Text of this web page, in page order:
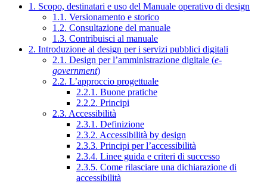
1. Scopo, destinatari e uso del Manuale operativo di design
1.1. Versionamento e storico
1.2. Consultazione del manuale
1.3. Contribuisci al manuale
2. Introduzione al design per i servizi pubblici digitali
2.1. Design per l’amministrazione digitale (e-
government)
2.2. L’approccio progettuale
2.2.1. Buone pratiche
2.2.2. Principi
2.3. Accessibilità
2.3.1. Definizione
2.3.2. Accessibilità by design
2.3.3. Principi per l’accessibilità
2.3.4. Linee guida e criteri di successo
2.3.5. Come rilasciare una dichiarazione di
accessibilità